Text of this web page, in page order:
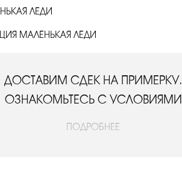
ЛЕДИ
МАЛЕНЬКАЯ ЛЕДИ
ДОСТАВИМ СДЕК НА ПРИМЕРКУ.
ОЗНАКОМЬТЕСЬ С УСЛОВИЯМИ
ПОДРОБНЕЕ